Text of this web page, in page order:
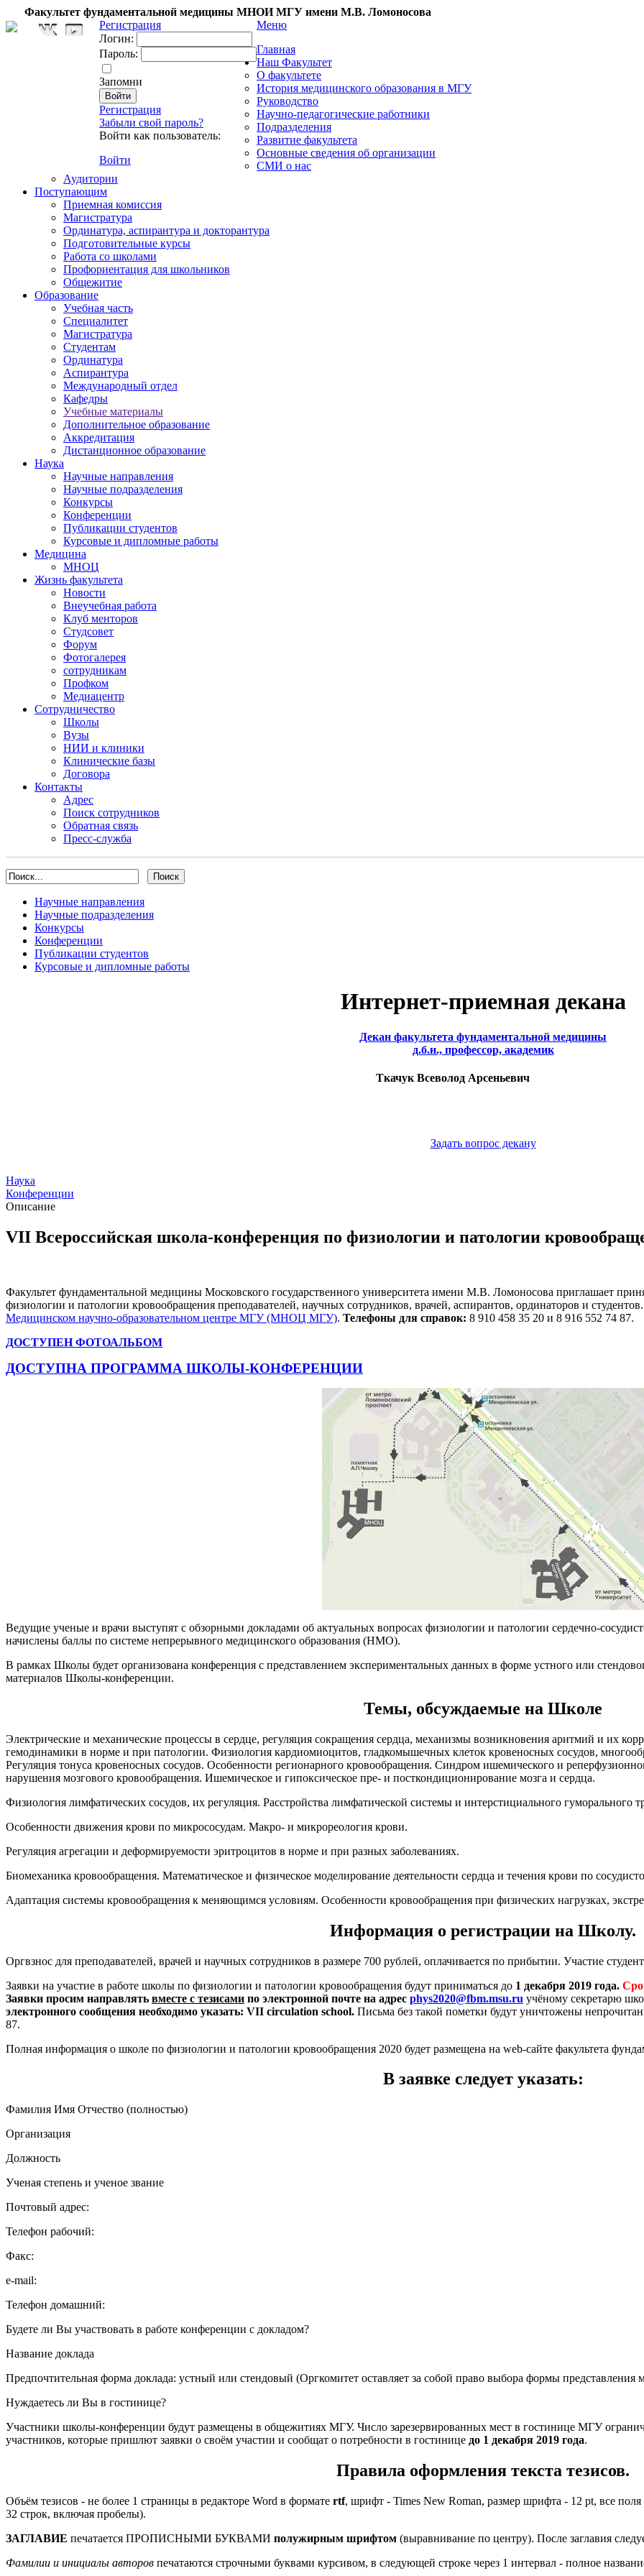
Факультет фундаментальной медицины МНОИ МГУ имени М.В. Ломоносова
Регистрация
Логин:
Пароль:
Запомни
Регистрация
Забыли свой пароль?
Войти как пользователь:
Войти
Меню
Главная
Наш Факультет
О факультете
История медицинского образования в МГУ
Руководство
Научно-педагогические работники
Подразделения
Развитие факультета
Основные сведения об организации
СМИ о нас
Аудитории
Поступающим
Приемная комиссия
Магистратура
Ординатура, аспирантура и докторантура
Подготовительные курсы
Работа со школами
Профориентация для школьников
Общежитие
Образование
Учебная часть
Специалитет
Магистратура
Студентам
Ординатура
Аспирантура
Международный отдел
Кафедры
Учебные материалы
Дополнительное образование
Аккредитация
Дистанционное образование
Наука
Научные направления
Научные подразделения
Конкурсы
Конференции
Публикации студентов
Курсовые и дипломные работы
Медицина
МНОЦ
Жизнь факультета
Новости
Внеучебная работа
Клуб менторов
Студсовет
Форум
Фотогалерея
сотрудникам
Профком
Медиацентр
Сотрудничество
Школы
Вузы
НИИ и клиники
Клинические базы
Договора
Контакты
Адрес
Поиск сотрудников
Обратная связь
Пресс-служба
Научные направления
Научные подразделения
Конкурсы
Конференции
Публикации студентов
Курсовые и дипломные работы
Интернет-приемная декана
Декан факультета фундаментальной медицины
д.б.н., профессор, академик
Ткачук Всеволод Арсеньевич
Задать вопрос декану
Наука
Конференции
Описание
VII Всероссийская школа-конференция по физиологии и патологии
Факультет фундаментальной медицины Московского государственного университета имени М.В. Ломоносова приглашает
физиологии и патологии кровообращения преподавателей, научных сотрудников, врачей, аспирантов, ординаторов и
Медицинском научно-образовательном центре МГУ (МНОЦ МГУ). Телефоны для справок: 8 910 458 35 20 и 8 916 552 74 87.
ДОСТУПЕН ФОТОАЛЬБОМ
ДОСТУПНА ПРОГРАММА ШКОЛЫ-КОНФЕРЕНЦИИ
Ведущие ученые и врачи выступят с обзорными докладами об актуальных вопросах физиологии и патологии сердечно-
начислены баллы по системе непрерывного медицинского образования (НМО).
В рамках Школы будет организована конференция с представлением экспериментальных данных в форме устного или
материалов Школы-конференции.
Темы, обсуждаемые на Школе
Электрические и механические процессы в сердце, регуляция сокращения сердца, механизмы возникновения аритмий и их
гемодинамики в норме и при патологии. Физиология кардиомиоцитов, гладкомышечных клеток кровеносных сосудов,
Регуляция тонуса кровеносных сосудов. Особенности регионарного кровообращения. Синдром ишемического и
нарушения мозгового кровообращения. Ишемическое и гипоксическое пре- и посткондиционирование мозга и сердца.
Физиология лимфатических сосудов, их регуляция. Расстройства лимфатической системы и интерстициального гуморального
Особенности движения крови по микрососудам. Макро- и микрореология крови.
Регуляция агрегации и деформируемости эритроцитов в норме и при разных заболеваниях.
Биомеханика кровообращения. Математическое и физическое моделирование деятельности сердца и течения крови по
Адаптация системы кровообращения к меняющимся условиям. Особенности кровообращения при физических нагрузках,
Информация о регистрации на Школу.
Оргвзнос для преподавателей, врачей и научных сотрудников в размере 700 рублей, оплачивается по прибытии. Участие
Заявки на участие в работе школы по физиологии и патологии кровообращения будут приниматься до 1 декабря 2019 года.
Заявки просим направлять вместе с тезисами по электронной почте на адрес phys2020@fbm.msu.ru учёному секретарю
электронного сообщения необходимо указать: VII circulation school. Письма без такой пометки будут уничтожены
87.
Полная информация о школе по физиологии и патологии кровообращения 2020 будет размещена на web-сайте факультета
В заявке следует указать:
Фамилия Имя Отчество (полностью)
Организация
Должность
Ученая степень и ученое звание
Почтовый адрес:
Телефон рабочий:
Факс:
e-mail:
Телефон домашний:
Будете ли Вы участвовать в работе конференции с докладом?
Название доклада
Предпочтительная форма доклада: устный или стендовый (Оргкомитет оставляет за собой право выбора формы представления
Нуждаетесь ли Вы в гостинице?
Участники школы-конференции будут размещены в общежитиях МГУ. Число зарезервированных мест в гостинице МГУ
участников, которые пришлют заявки о своём участии и сообщат о потребности в гостинице до 1 декабря 2019 года.
Правила оформления текста тезисов.
Объём тезисов - не более 1 страницы в редакторе Word в формате rtf, шрифт - Times New Roman, размер шрифта - 12 pt, все поля
32 строк, включая пробелы).
ЗАГЛАВИЕ печатается ПРОПИСНЫМИ БУКВАМИ полужирным шрифтом (выравнивание по центру). После заглавия
Фамилии и инициалы авторов печатаются строчными буквами курсивом, в следующей строке через 1 интервал - полное